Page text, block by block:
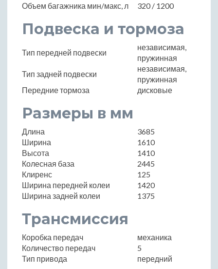
Объем багажника мин/макс, л
320 / 1200
Подвеска и тормоза
Тип передней подвески
независимая,
пружинная
Тип задней подвески
независимая,
пружинная
Передние тормоза
дисковые
Размеры в мм
Длина
3685
Ширина
1610
Высота
1410
Колесная база
2445
Клиренс
125
Ширина передней колеи
1420
Ширина задней колеи
1375
Трансмиссия
Коробка передач
механика
Количество передач
5
Тип привода
передний